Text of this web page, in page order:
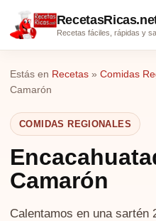
Recetas fáciles, rápidas y
Estás en Recetas » Comidas
Camarón
COMIDAS REGIONALES
Camarón
Calentamos en una sartén